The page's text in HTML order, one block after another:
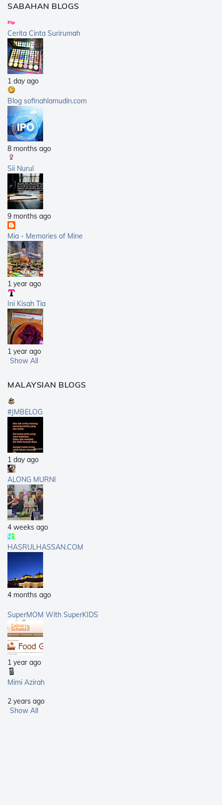
2014
2013
2012
2011
2010
2009
2008
2007
SABAHAN BLOGS
Cerita Cinta Surirumah
1 day ago
Blog sofinahlamudin.com
8 months ago
Sii Nurul
9 months ago
Mia - Memories of Mine
1 year ago
Ini Kisah Tia
1 year ago
Show All
MALAYSIAN BLOGS
#JMBELOG
1 day ago
ALONG MURNI
4 weeks ago
HASRULHASSAN.COM
4 months ago
SuperMOM With SuperKIDS
1 year ago
Mimi Azirah
2 years ago
Show All